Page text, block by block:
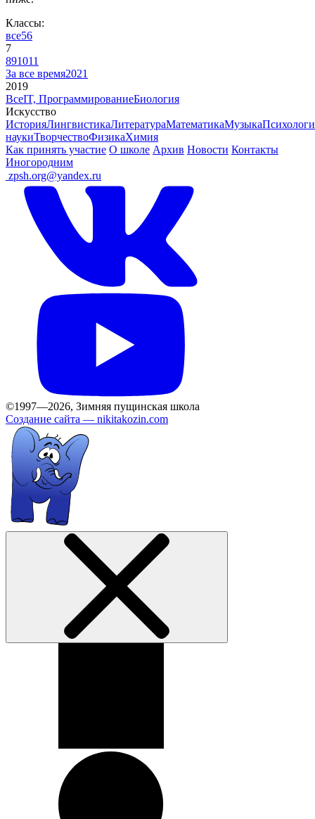
Классы:
все56
7
891011
За все время2021
2019
ВсеIT, ПрограммированиеБиология
Искусство
ИсторияЛингвистикаЛитератураМатематикаМузыка
наукиТворчествоФизикаХимия
Как принять участие О школе Архив Новости Контакты
Иногородним
zpsh.org@yandex.ru
©1997—2026, Зимняя пущинская школа
Создание сайта — nikitakozin.com